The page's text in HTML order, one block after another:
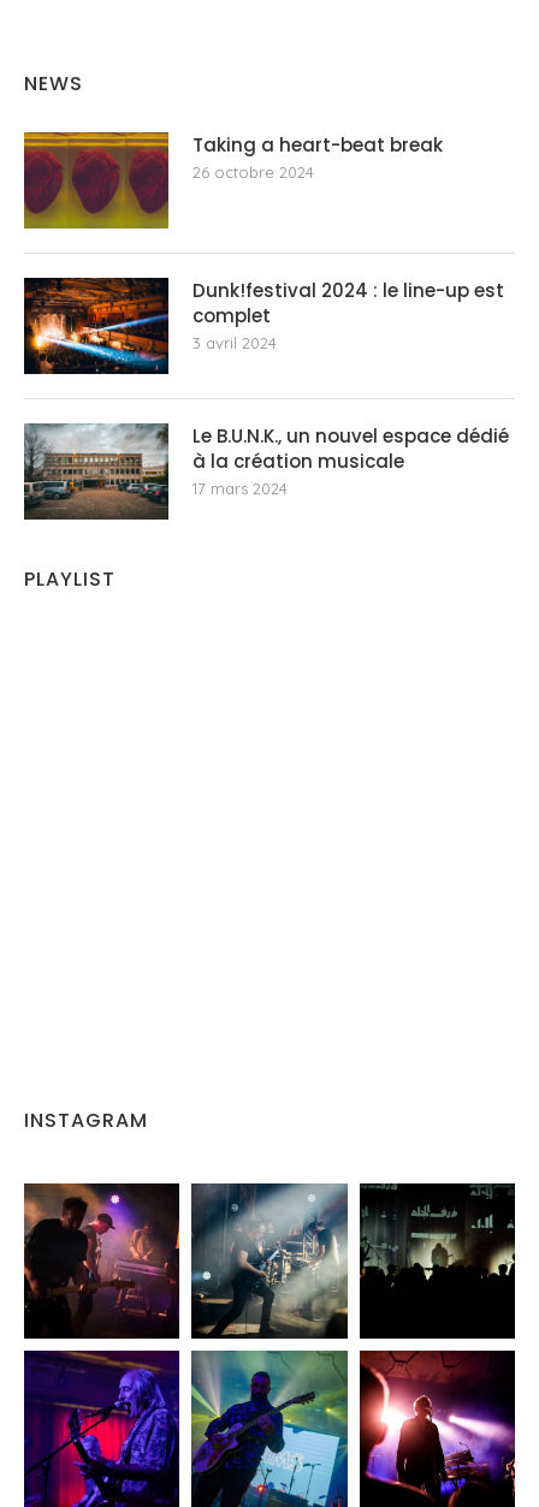
NEWS
Taking a heart-beat break
26 octobre 2024
Dunk!festival 2024 : le line-up est
complet
3 avril 2024
Le B.U.N.K., un nouvel espace dédié
à la création musicale
17 mars 2024
PLAYLIST
INSTAGRAM